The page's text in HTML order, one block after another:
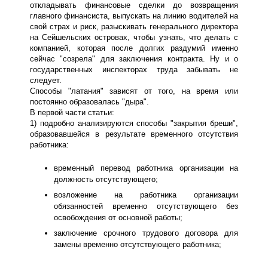
откладывать финансовые сделки до возвращения
главного финансиста, выпускать на линию водителей на
свой страх и риск, разыскивать генерального директора
на Сейшельских островах, чтобы узнать, что делать с
компанией, которая после долгих раздумий именно
сейчас "созрела" для заключения контракта. Ну и о
государственных инспекторах труда забывать не
следует.
Способы "латания" зависят от того, на время или
постоянно образовалась "дыра".
В первой части статьи:
1) подробно анализируются способы "закрытия бреши",
образовавшейся в результате временного отсутствия
работника:
временный перевод работника организации на
должность отсутствующего;
возложение на работника организации
обязанностей временно отсутствующего без
освобождения от основной работы;
заключение срочного трудового договора для
замены временно отсутствующего работника;